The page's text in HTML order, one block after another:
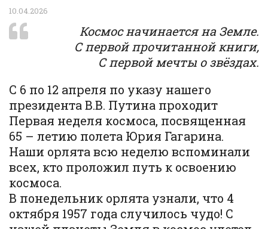
10.04.2026
Космос начинается на Земле.
С первой прочитанной книги,
С первой мечты о звёздах.
С 6 по 12 апреля по указу нашего
президента В.В. Путина проходит
Первая неделя космоса, посвященная
65 – летию полета Юрия Гагарина.
Наши орлята всю неделю вспоминали
всех, кто проложил путь к освоению
космоса.
В понедельник орлята узнали, что 4
октября 1957 года случилось чудо! С